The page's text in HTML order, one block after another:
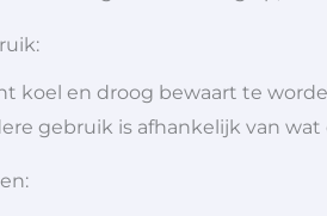
koel en droog bewaart te
gebruik is afhankelijk van